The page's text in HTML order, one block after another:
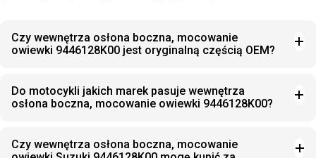
Czy wewnętrza osłona boczna, mocowanie
owiewki 9446128K00 jest oryginalną częścią OEM?
Do motocykli jakich marek pasuje wewnętrza
osłona boczna, mocowanie owiewki 9446128K00?
Czy wewnętrza osłona boczna, mocowanie